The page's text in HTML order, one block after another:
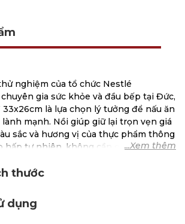
nghiệm của tổ chức Nestlé
gia sức khỏe và đầu bếp tại Đức,
là lựa chọn lý tưởng để nấu ăn
mạnh. Nồi giúp giữ lại trọn vẹn giá
sắc và hương vị của thực phẩm thông
hấp tự nhiên, không cần dầu hay mỡ
33x26cm
thước
dụng